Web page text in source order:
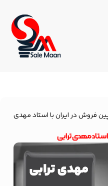
فروش در ایران با استاد مهدی
مهدی ترابی